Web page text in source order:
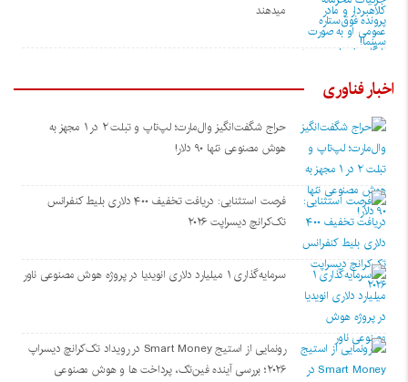
میدهند
اخبار فناوری
حراج شگفت‌انگیز وال‌مارت؛ لپ‌تاپ و تبلت ۲ در ۱ مجهز به
هوش مصنوعی تنها ۹۰ دلار!
فرصت استثنایی: دریافت تخفیف ۴۰۰ دلاری بلیط کنفرانس
تک‌کرانچ دیسراپت ۲۰۲۶
سرمایه‌گذاری ۱ میلیارد دلاری انویدیا در پروژه هوش مصنوعی ناور
رونمایی از استیج Smart Money در رویداد تک‌کرانچ دیسراپ
۲۰۲۶؛ بررسی آینده فین‌تک، پرداخت‌ ها و هوش مصنوعی